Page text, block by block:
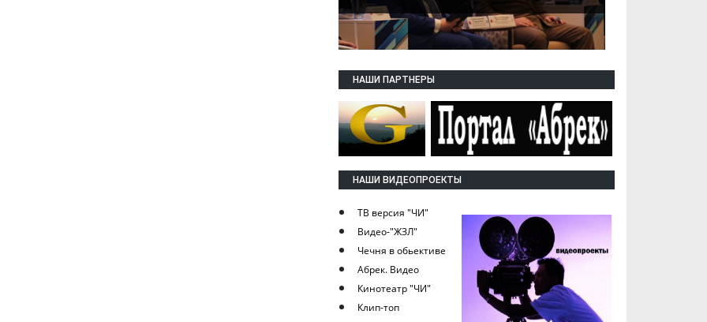
НАШИ ПАРТНЕРЫ
НАШИ ВИДЕОПРОЕКТЫ
ТВ версия "ЧИ"
Видео-"ЖЗЛ"
Чечня в обьективе
Абрек. Видео
Кинотеатр "ЧИ"
Клип-топ